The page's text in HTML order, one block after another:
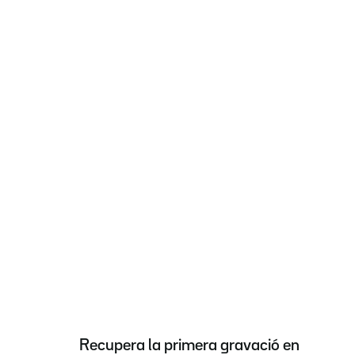
Recupera la primera gravació en